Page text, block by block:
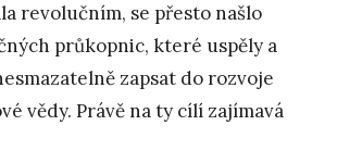
revolučním, se přesto našlo
průkopnic, které uspěly a
zapsat do rozvoje
vědy. Právě na ty cílí zajímavá